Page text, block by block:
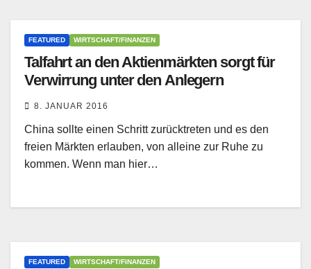
FEATURED WIRTSCHAFT/FINANZEN
Talfahrt an den Aktienmärkten sorgt für
Verwirrung unter den Anlegern
8. JANUAR 2016
China sollte einen Schritt zurücktreten und es den
freien Märkten erlauben, von alleine zur Ruhe zu
kommen. Wenn man hier…
FEATURED WIRTSCHAFT/FINANZEN